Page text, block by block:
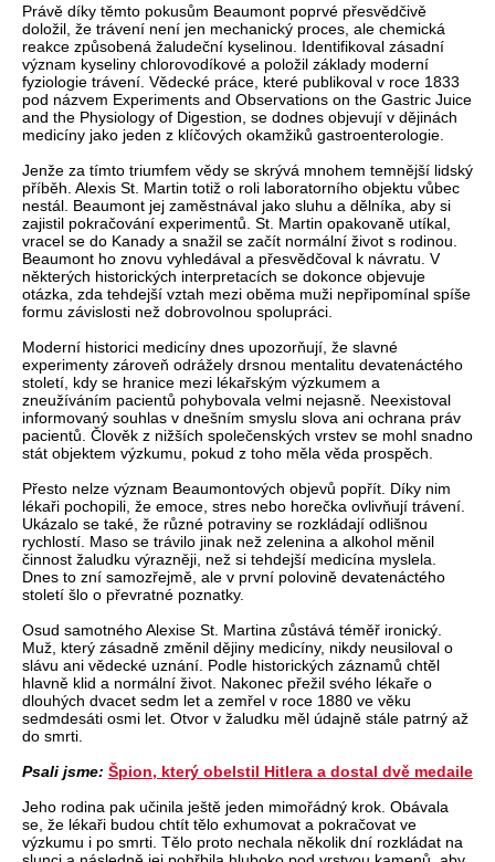
Právě díky těmto pokusům Beaumont poprvé přesvědčivě
doložil, že trávení není jen mechanický proces, ale chemická
reakce způsobená žaludeční kyselinou. Identifikoval zásadní
význam kyseliny chlorovodíkové a položil základy moderní
fyziologie trávení. Vědecké práce, které publikoval v roce 1833
pod názvem Experiments and Observations on the Gastric Juice
and the Physiology of Digestion, se dodnes objevují v dějinách
medicíny jako jeden z klíčových okamžiků gastroenterologie.
Jenže za tímto triumfem vědy se skrývá mnohem temnější lidský
příběh. Alexis St. Martin totiž o roli laboratorního objektu vůbec
nestál. Beaumont jej zaměstnával jako sluhu a dělníka, aby si
zajistil pokračování experimentů. St. Martin opakovaně utíkal,
vracel se do Kanady a snažil se začít normální život s rodinou.
Beaumont ho znovu vyhledával a přesvědčoval k návratu. V
některých historických interpretacích se dokonce objevuje
otázka, zda tehdejší vztah mezi oběma muži nepřipomínal spíše
formu závislosti než dobrovolnou spolupráci.
Moderní historici medicíny dnes upozorňují, že slavné
experimenty zároveň odrážely drsnou mentalitu devatenáctého
století, kdy se hranice mezi lékařským výzkumem a
zneužíváním pacientů pohybovala velmi nejasně. Neexistoval
informovaný souhlas v dnešním smyslu slova ani ochrana práv
pacientů. Člověk z nižších společenských vrstev se mohl snadno
stát objektem výzkumu, pokud z toho měla věda prospěch.
Přesto nelze význam Beaumontových objevů popřít. Díky nim
lékaři pochopili, že emoce, stres nebo horečka ovlivňují trávení.
Ukázalo se také, že různé potraviny se rozkládají odlišnou
rychlostí. Maso se trávilo jinak než zelenina a alkohol měnil
činnost žaludku výrazněji, než si tehdejší medicína myslela.
Dnes to zní samozřejmě, ale v první polovině devatenáctého
století šlo o převratné poznatky.
Osud samotného Alexise St. Martina zůstává téměř ironický.
Muž, který zásadně změnil dějiny medicíny, nikdy neusiloval o
slávu ani vědecké uznání. Podle historických záznamů chtěl
hlavně klid a normální život. Nakonec přežil svého lékaře o
dlouhých dvacet sedm let a zemřel v roce 1880 ve věku
sedmdesáti osmi let. Otvor v žaludku měl údajně stále patrný až
do smrti.
Psali jsme: Špion, který obelstil Hitlera a dostal dvě medaile
Jeho rodina pak učinila ještě jeden mimořádný krok. Obávala
se, že lékaři budou chtít tělo exhumovat a pokračovat ve
výzkumu i po smrti. Tělo proto nechala několik dní rozkládat na